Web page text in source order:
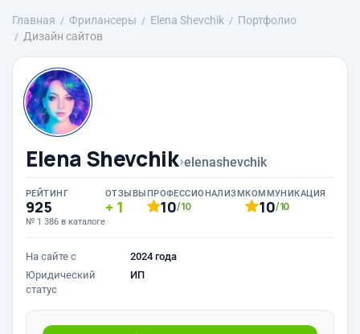
Главная Фрилансеры Elena Shevchik
Портфолио
Дизайн сайтов
Elena Shevchik›elenashevchik
РЕЙТИНГ
925
№ 1 386 в каталоге
ОТЗЫВЫ
1
ПРОФЕССИОНАЛИЗМ
10/10
КОММУНИКАЦИЯ
10/10
На сайте с
2024 года
Юридический
статус
ИП